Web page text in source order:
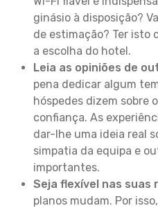
ginásio à disposição?
de estimação? Ter isto
a escolha do hotel.
Leia as opiniões de
pena dedicar algum
hóspedes dizem sobre
confiança. As
dar-lhe uma ideia real
simpatia da equipa e
importantes.
Seja flexível nas suas
planos mudam. Por